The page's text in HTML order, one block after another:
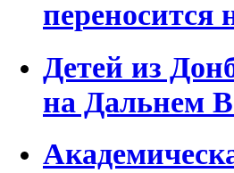
переносится
Детей из
на Дальнем